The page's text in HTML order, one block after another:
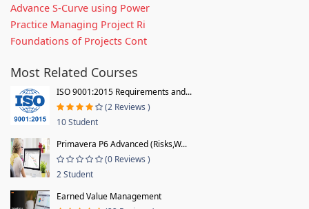
Advance S-Curve using Power
Practice Managing Project Ri
Foundations of Projects Cont
Most Related Courses
ISO 9001:2015 Requirements and...
(2 Reviews )
10 Student
Primavera P6 Advanced (Risks,W...
(0 Reviews )
2 Student
Earned Value Management